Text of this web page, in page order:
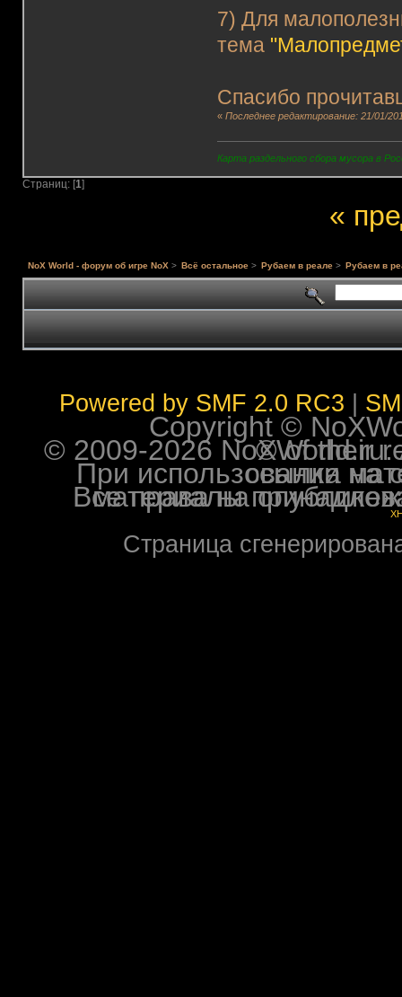
7) Для
тема
Спасибо
«Последнее редактирование: 21/01/
Карта раздельного сбора мусора в
Страниц: [1]
«
NoX World - форум об игре NoX > Всё остальное > Рубаем в реале > Рубаем в
Powered by SMF 2.0 RC3
Copyright ©
© 2009-2026 NoXWorld.ru. All
При использовании
Все права на опубликованные на форуме
Страница